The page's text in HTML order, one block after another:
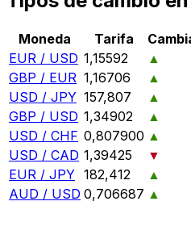
Moneda Tarifa
EUR / USD 1,15592
▲
GBP / EUR 1,16706
▲
USD / JPY 157,807
▲
GBP / USD 1,34902
▲
USD / CHF 0,807900 ▲
USD / CAD 1,39425
▼
EUR / JPY 182,412
▲
AUD / USD 0,706687 ▲